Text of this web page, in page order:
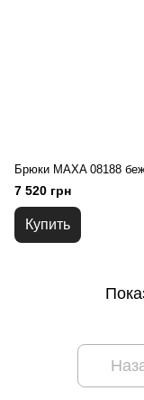
Брюки MAXA 08188
7 520 грн
Купить